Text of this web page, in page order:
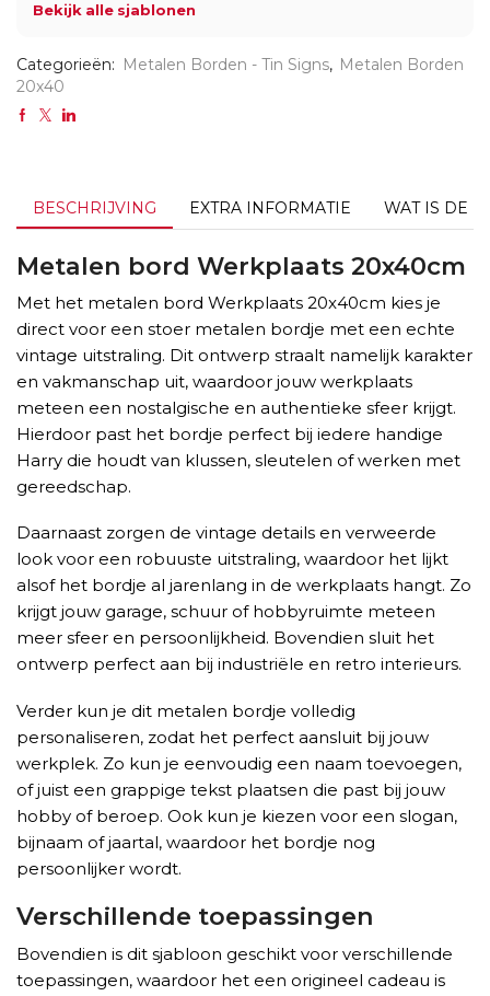
Bekijk alle sjablonen
Categorieën: Metalen Borden - Tin Signs, Metalen Borden
20x40
BESCHRIJVING EXTRA INFORMATIE WAT IS DE
Metalen bord Werkplaats 20x40cm
Met het metalen bord Werkplaats 20x40cm kies je
direct voor een stoer metalen bordje met een echte
vintage uitstraling. Dit ontwerp straalt namelijk karakter
en vakmanschap uit, waardoor jouw werkplaats
meteen een nostalgische en authentieke sfeer krijgt.
Hierdoor past het bordje perfect bij iedere handige
Harry die houdt van klussen, sleutelen of werken met
gereedschap.
Daarnaast zorgen de vintage details en verweerde
look voor een robuuste uitstraling, waardoor het lijkt
alsof het bordje al jarenlang in de werkplaats hangt. Zo
krijgt jouw garage, schuur of hobbyruimte meteen
meer sfeer en persoonlijkheid. Bovendien sluit het
ontwerp perfect aan bij industriële en retro interieurs.
Verder kun je dit metalen bordje volledig
personaliseren, zodat het perfect aansluit bij jouw
werkplek. Zo kun je eenvoudig een naam toevoegen,
of juist een grappige tekst plaatsen die past bij jouw
hobby of beroep. Ook kun je kiezen voor een slogan,
bijnaam of jaartal, waardoor het bordje nog
persoonlijker wordt.
Verschillende toepassingen
Bovendien is dit sjabloon geschikt voor verschillende
toepassingen, waardoor het een origineel cadeau is